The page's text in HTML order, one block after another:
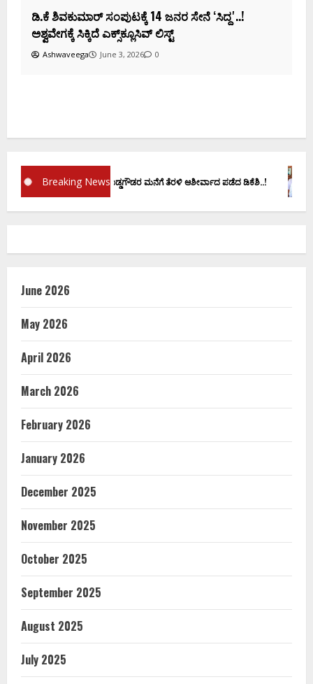
Breaking News
ವಚನಕ್ಕೂ ಮುನ್ನ ದೊಡ್ಡಗೌಡರ ಮನೆಗೆ ತೆರಳಿ ಆಶೀರ್ವಾದ ಪಡೆದ ಡಿಕೆಶಿ..!
June 2026
May 2026
April 2026
March 2026
February 2026
January 2026
December 2025
November 2025
October 2025
September 2025
August 2025
July 2025